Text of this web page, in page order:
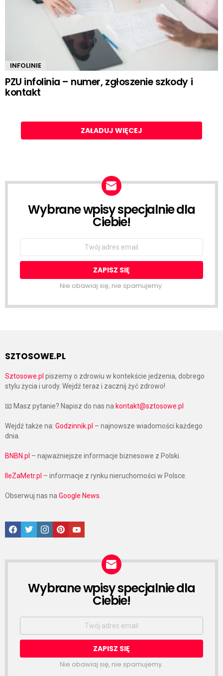
INFOLINIE
PZU infolinia – numer, zgłoszenie szkody i
kontakt
ZAŁADUJ WIĘCEJ
NEWSLETTER
Wybrane wpisy specjalnie dla
Ciebie!
Email
Nie obawiaj się, nie spamujemy.
SZTOSOWE.PL
Sztosowe.pl piszemy o zdrowiu w kontekście jedzenia, dobrego
stylu życia i urody. Wejdź teraz i zacznij żyć zdrowo!
📧 Masz pytanie? Napisz do nas na kontakt@sztosowe.pl
Wejdź także na: Godzinnik.pl – najnowsze wiadomości każdego
dnia.
BNBN.pl – najważniejsze informacje biznesowe z Polski.
IleZaMetr.pl – informacje z rynku nieruchomości w Polsce.
Obserwuj nas na Google News
Facebook
TwitterInstagramPinterestGoogle News
NEWSLETTER
Wybrane wpisy specjalnie dla
Ciebie!
Email
Nie obawiaj się, nie spamujemy.